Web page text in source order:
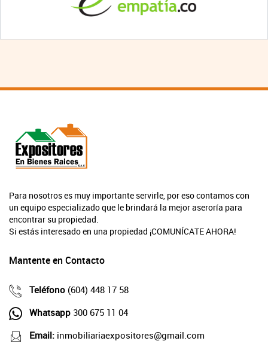
Para nosotros es muy importante servirle, por eso contamos con
un equipo especializado que le brindará la mejor aseroría para
encontrar su propiedad.
Si estás interesado en una propiedad ¡COMUNÍCATE AHORA!
Mantente en Contacto
Teléfono (604) 448 17 58
Whatsapp 300 675 11 04
Email: inmobiliariaexpositores@gmail.com